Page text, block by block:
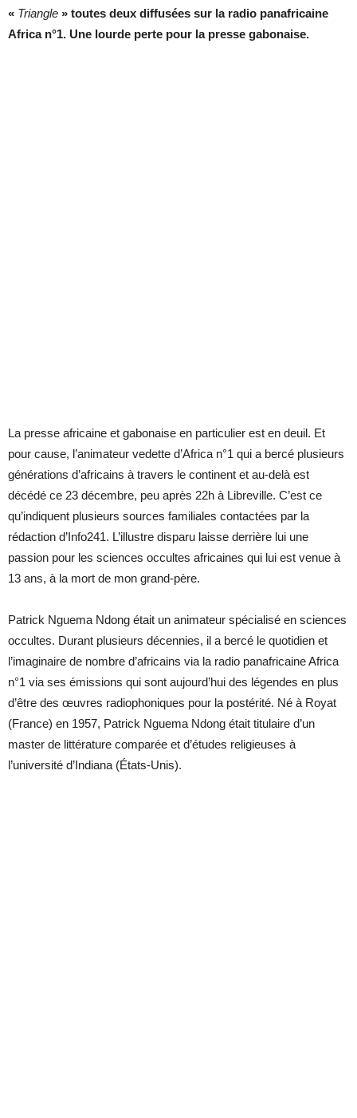
« Triangle » toutes deux diffusées sur la radio panafricaine
Africa n°1. Une lourde perte pour la presse gabonaise.
La presse africaine et gabonaise en particulier est en deuil. Et
pour cause, l’animateur vedette d’Africa n°1 qui a bercé plusieurs
générations d’africains à travers le continent et au-delà est
décédé ce 23 décembre, peu après 22h à Libreville. C’est ce
qu’indiquent plusieurs sources familiales contactées par la
rédaction d’Info241. L’illustre disparu laisse derrière lui une
passion pour les sciences occultes africaines qui lui est venue à
13 ans, à la mort de mon grand-père.
Patrick Nguema Ndong était un animateur spécialisé en sciences
occultes. Durant plusieurs décennies, il a bercé le quotidien et
l’imaginaire de nombre d’africains via la radio panafricaine Africa
n°1 via ses émissions qui sont aujourd’hui des légendes en plus
d’être des œuvres radiophoniques pour la postérité. Né à Royat
(France) en 1957, Patrick Nguema Ndong était titulaire d’un
master de littérature comparée et d’études religieuses à
l’université d’Indiana (États-Unis).